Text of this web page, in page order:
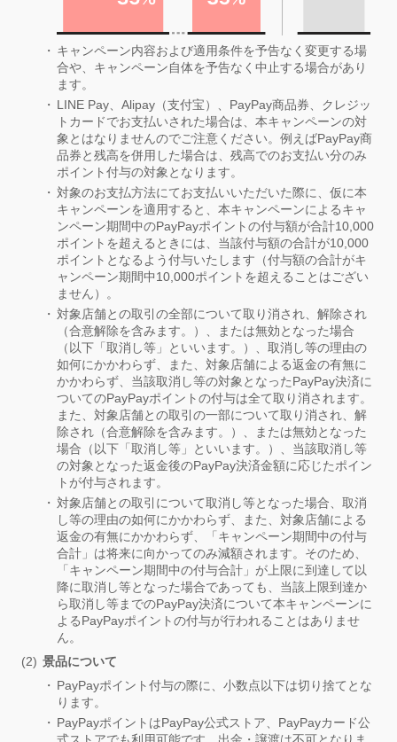
キャンペーン内容および適用条件を予告なく変更する場
合や、キャンペーン自体を予告なく中止する場合があり
ます。
LINE Pay、Alipay（支付宝）、PayPay商品券、クレジッ
トカードでお支払いされた場合は、本キャンペーンの対
象とはなりませんのでご注意ください。例えばPayPay商
品券と残高を併用した場合は、残高でのお支払い分のみ
ポイント付与の対象となります。
対象のお支払方法にてお支払いいただいた際に、仮に本
キャンペーンを適用すると、本キャンペーンによるキャ
ンペーン期間中のPayPayポイントの付与額が合計10,000
ポイントを超えるときには、当該付与額の合計が10,000
ポイントとなるよう付与いたします（付与額の合計がキ
ャンペーン期間中10,000ポイントを超えることはござい
ません）。
対象店舗との取引の全部について取り消され、解除され
（合意解除を含みます。）、または無効となった場合
（以下「取消し等」といいます。）、取消し等の理由の
如何にかかわらず、また、対象店舗による返金の有無に
かかわらず、当該取消し等の対象となったPayPay決済に
ついてのPayPayポイントの付与は全て取り消されます。
また、対象店舗との取引の一部について取り消され、解
除され（合意解除を含みます。）、または無効となった
場合（以下「取消し等」といいます。）、当該取消し等
の対象となった返金後のPayPay決済金額に応じたポイン
トが付与されます。
対象店舗との取引について取消し等となった場合、取消
し等の理由の如何にかかわらず、また、対象店舗による
返金の有無にかかわらず、「キャンペーン期間中の付与
合計」は将来に向かってのみ減額されます。そのため、
「キャンペーン期間中の付与合計」が上限に到達して以
降に取消し等となった場合であっても、当該上限到達か
ら取消し等までのPayPay決済について本キャンペーンに
よるPayPayポイントの付与が行われることはありませ
ん。
景品について
PayPayポイント付与の際に、小数点以下は切り捨てとな
ります。
PayPayポイントはPayPay公式ストア、PayPayカード公